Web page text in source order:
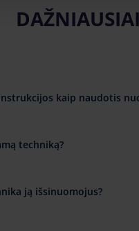
kaip naudotis
techniką?
ją išsinuomojus?